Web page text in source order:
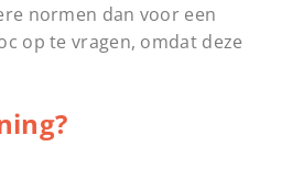
normen dan voor een
op te vragen, omdat deze